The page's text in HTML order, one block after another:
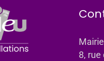
8, rue